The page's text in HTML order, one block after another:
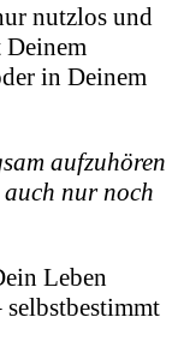
nutzlos und
in Deinem
aufzuhören
nur noch
Leben
selbstbestimmt